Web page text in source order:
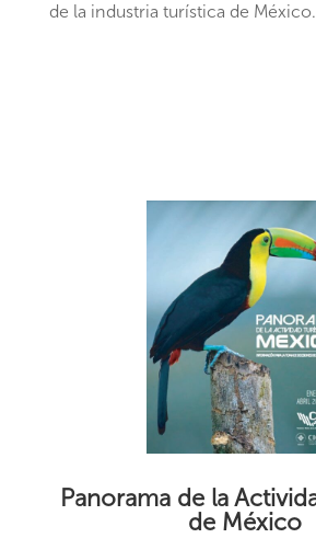
de la industria turística de México.
Panorama de la
de México